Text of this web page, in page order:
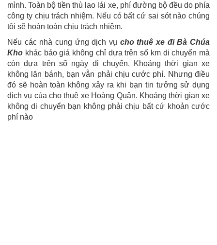
mình. Toàn bộ tiền thù lao lái xe, phí đường bộ đều do phía
công ty chịu trách nhiệm. Nếu có bất cứ sai sót nào chúng
tôi sẽ hoàn toàn chịu trách nhiệm.
Nếu các nhà cung ứng dịch vụ cho thuê xe đi Bà Chúa
Kho khác báo giá không chỉ dựa trên số km di chuyển mà
còn dựa trên số ngày di chuyển. Khoảng thời gian xe
không lăn bánh, bạn vẫn phải chịu cước phí. Nhưng điều
đó sẽ hoàn toàn không xảy ra khi bạn tin tưởng sử dụng
dịch vụ của cho thuê xe Hoàng Quân. Khoảng thời gian xe
không di chuyển bạn không phải chịu bất cứ khoản cước
phí nào